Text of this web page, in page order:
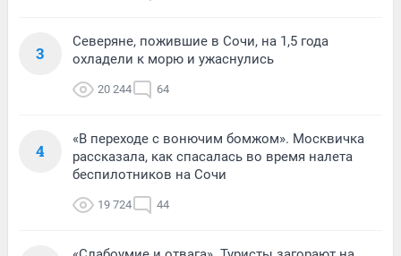
3
Северяне, пожившие в Сочи, на 1,5 года
охладели к морю и ужаснулись
20 244 64
4
«В переходе с вонючим бомжом». Москвичка
рассказала, как спасалась во время налета
беспилотников на Сочи
19 724 44